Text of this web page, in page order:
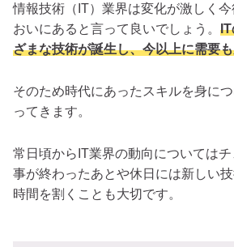
情報技術（IT）業界は変化が激しく
おいにあると言って良いでしょう。 IT
ざまな技術が誕生し、今以上に需要
そのため時代にあったスキルを身に
ってきます。
常日頃からIT業界の動向については
事が終わったあとや休日には新しい
時間を割くことも大切です。